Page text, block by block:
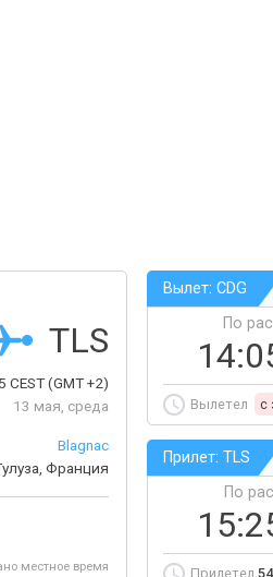
TLS
CEST(GMT +2)
13 мая, среда
Blagnac
Франция
местное время
Вылет: CDG
По
Вылетел c
Прилет: TLS
По
Прилетел